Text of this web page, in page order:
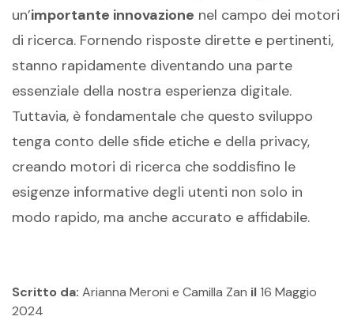
un’importante innovazione nel campo dei motori
di ricerca. Fornendo risposte dirette e pertinenti,
stanno rapidamente diventando una parte
essenziale della nostra esperienza digitale.
Tuttavia, è fondamentale che questo sviluppo
tenga conto delle sfide etiche e della privacy,
creando motori di ricerca che soddisfino le
esigenze informative degli utenti non solo in
modo rapido, ma anche accurato e affidabile.
Scritto da: Arianna Meroni e Camilla Zan il16 Maggio
2024